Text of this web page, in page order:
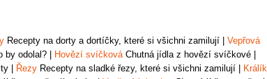
Recepty na dorty a dortíčky, které si všichni zamilují
Vepřová
by odolal? Hovězí svíčková Chutná jídla z hovězí svíčkové
Řezy Recepty na sladké řezy, které si všichni zamilují
Králík